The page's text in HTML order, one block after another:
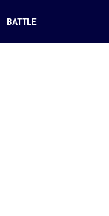
BATTLE